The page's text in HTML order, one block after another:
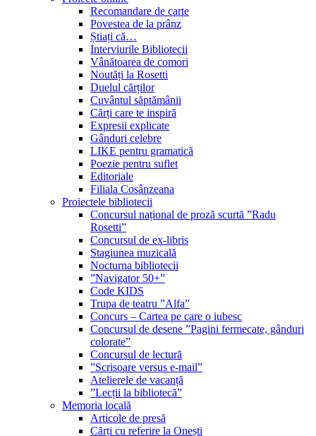
Recomandare de carte
Povestea de la prânz
Știați că…
Interviurile Bibliotecii
Vânătoarea de comori
Noutăți la Rosetti
Duelul cărților
Cuvântul săptămânii
Cărți care te inspiră
Expresii explicate
Gânduri celebre
LIKE pentru gramatică
Poezie pentru suflet
Editoriale
Filiala Cosânzeana
Proiectele bibliotecii
Concursul național de proză scurtă ”Radu
Rosetti”
Concursul de ex-libris
Stagiunea muzicală
Nocturna bibliotecii
”Navigator 50+”
Code KIDS
Trupa de teatru ”Alfa”
Concurs – Cartea pe care o iubesc
Concursul de desene ”Pagini fermecate, gânduri
colorate”
Concursul de lectură
”Scrisoare versus e-mail”
Atelierele de vacanță
”Lecții la bibliotecă”
Memoria locală
Articole de presă
Cărți cu referire la Onești